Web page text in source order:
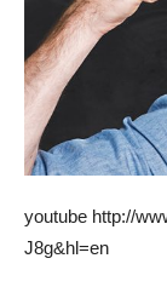
youtube http://
J8g&hl=en